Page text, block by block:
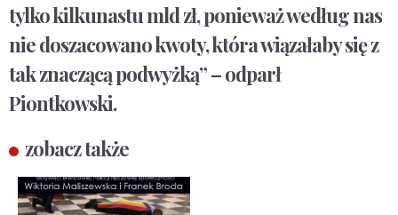
tylko kilkunastu mld zł, ponieważ według nas
nie doszacowano kwoty, która wiązałaby się z
tak znaczącą podwyżką” – odparł
Piontkowski.
zobacz także